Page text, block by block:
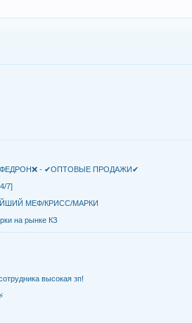
- ✔ОПТОВЫЕ ПРОДАЖИ✔
7]
МЕФ/КРИСС/МАРКИ
на рынке КЗ
высокая зп!